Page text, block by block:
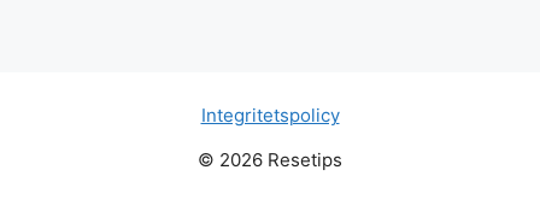
Integritetspolicy
© 2026 Resetips